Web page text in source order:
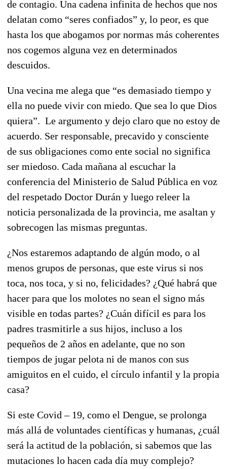
de contagio. Una cadena infinita de hechos que nos
delatan como “seres confiados” y, lo peor, es que
hasta los que abogamos por normas más coherentes
nos cogemos alguna vez en determinados
descuidos.
Una vecina me alega que “es demasiado tiempo y
ella no puede vivir con miedo. Que sea lo que Dios
quiera”. Le argumento y dejo claro que no estoy de
acuerdo. Ser responsable, precavido y consciente
de sus obligaciones como ente social no significa
ser miedoso. Cada mañana al escuchar la
conferencia del Ministerio de Salud Pública en voz
del respetado Doctor Durán y luego releer la
noticia personalizada de la provincia, me asaltan y
sobrecogen las mismas preguntas.
¿Nos estaremos adaptando de algún modo, o al
menos grupos de personas, que este virus si nos
toca, nos toca, y si no, felicidades? ¿Qué habrá que
hacer para que los molotes no sean el signo más
visible en todas partes? ¿Cuán difícil es para los
padres trasmitirle a sus hijos, incluso a los
pequeños de 2 años en adelante, que no son
tiempos de jugar pelota ni de manos con sus
amiguitos en el cuido, el círculo infantil y la propia
casa?
Si este Covid – 19, como el Dengue, se prolonga
más allá de voluntades científicas y humanas, ¿cuál
será la actitud de la población, si sabemos que las
mutaciones lo hacen cada día muy complejo?